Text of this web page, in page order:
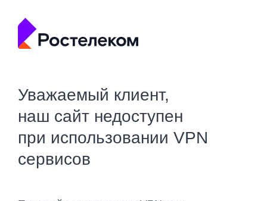
Уважаемый клиент,
наш сайт недоступен
при использовании VPN
сервисов